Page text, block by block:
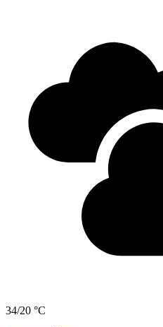
34/20 °C